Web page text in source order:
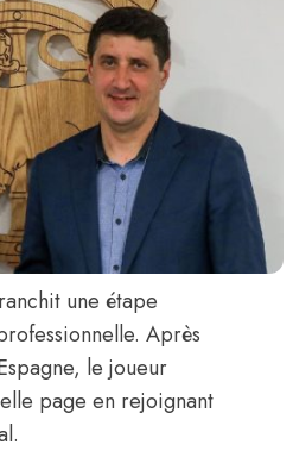
une étape
Après
le joueur
page en rejoignant